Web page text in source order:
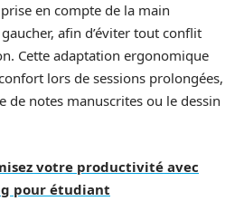
en compte de la main
afin d’éviter tout conflit
Cette adaptation ergonomique
lors de sessions prolongées,
de notes manuscrites ou le dessin
votre productivité avec
pour étudiant